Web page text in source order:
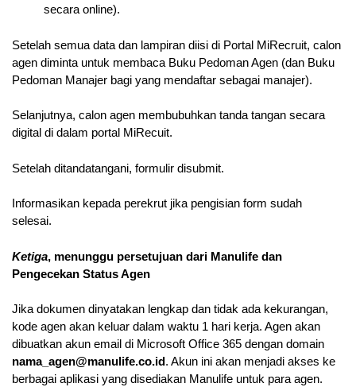
secara online).
Setelah semua data dan lampiran diisi di Portal MiRecruit, calon
agen diminta untuk membaca Buku Pedoman Agen (dan Buku
Pedoman Manajer bagi yang mendaftar sebagai manajer).
Selanjutnya, calon agen membubuhkan tanda tangan secara
digital di dalam portal MiRecuit.
Setelah ditandatangani, formulir disubmit.
Informasikan kepada perekrut jika pengisian form sudah
selesai.
Ketiga, menunggu persetujuan dari Manulife dan
Pengecekan Status Agen
Jika dokumen dinyatakan lengkap dan tidak ada kekurangan,
kode agen akan keluar dalam waktu 1 hari kerja. Agen akan
dibuatkan akun email di Microsoft Office 365 dengan domain
nama_agen@manulife.co.id. Akun ini akan menjadi akses ke
berbagai aplikasi yang disediakan Manulife untuk para agen.